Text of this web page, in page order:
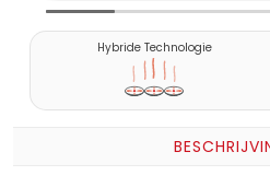
Hybride Technologie